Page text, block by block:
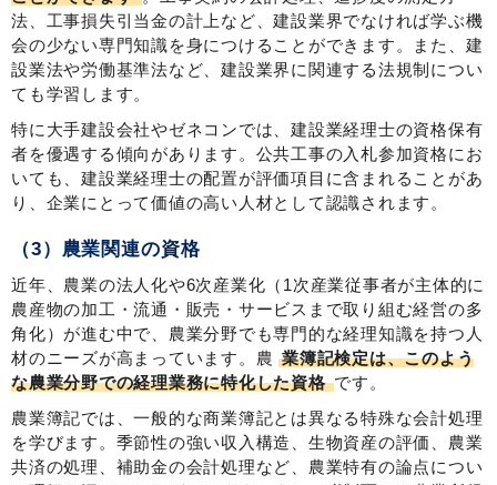
法、工事損失引当金の計上など、建設業界でなければ学ぶ機
会の少ない専門知識を身につけることができます。また、建
設業法や労働基準法など、建設業界に関連する法規制につい
ても学習します。
特に大手建設会社やゼネコンでは、建設業経理士の資格保有
者を優遇する傾向があります。公共工事の入札参加資格にお
いても、建設業経理士の配置が評価項目に含まれることがあ
り、企業にとって価値の高い人材として認識されます。
（3）農業関連の資格
近年、農業の法人化や6次産業化（1次産業従事者が主体的に
農産物の加工・流通・販売・サービスまで取り組む経営の多
角化）が進む中で、農業分野でも専門的な経理知識を持つ人
材のニーズが高まっています。農 業簿記検定は、このよう
な農業分野での経理業務に特化した資格 です。
農業簿記では、一般的な商業簿記とは異なる特殊な会計処理
を学びます。季節性の強い収入構造、生物資産の評価、農業
共済の処理、補助金の会計処理など、農業特有の論点につい